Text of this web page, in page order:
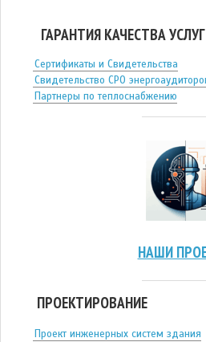
ГАРАНТИЯ КАЧЕСТВА УСЛУГ
Сертификаты и Свидетельства
Свидетельство СРО
Партнеры по теплоснабжению
НАШИ
ПРОЕКТИРОВАНИЕ
Проект инженерных систем здания